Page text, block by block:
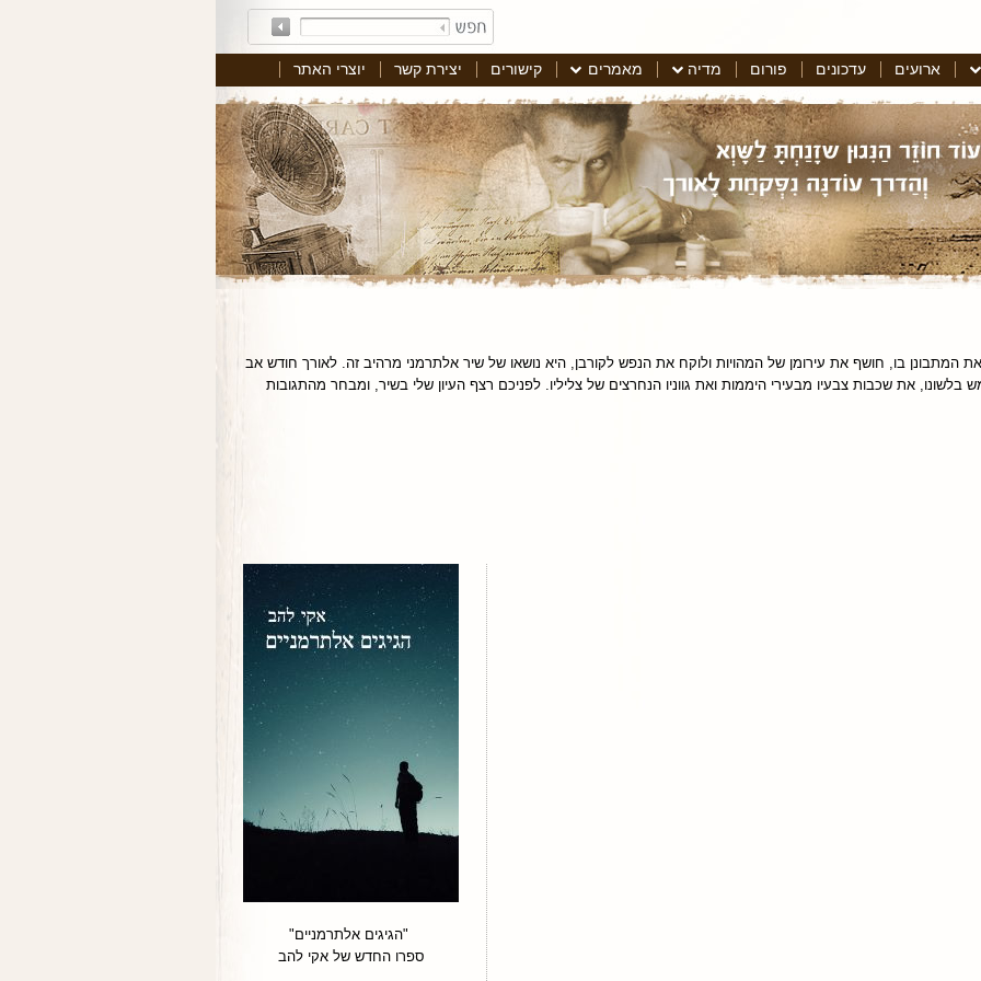
ארועים עדכונים פורום מדיה מאמרים קישורים יצירת קשר יוצרי האתר
המתבונן בו, חושף את עירומן של המהויות ולוקח את הנפש לקורבן, היא נושאו של שיר אלתרמני מרהיב זה. לאורך חודש אב
את שכבות צבעיו מבעירי היממות ואת גווניו הנחרצים של צליליו. לפניכם רצף העיון שלי בשיר, ומבחר מהתגובות
"הגיגים אלתרמניים"
ספרו החדש של אקי להב